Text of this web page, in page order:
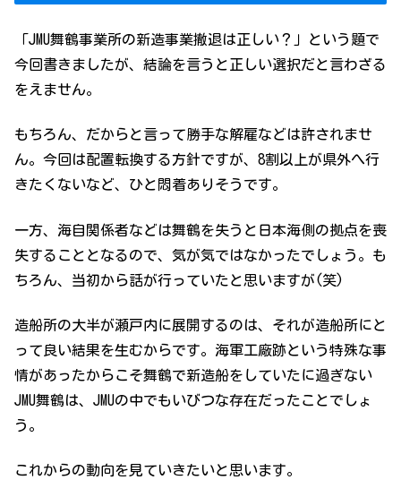
「JMU舞鶴事業所の新造事業撤退は正しい？」という題で
今回書きましたが、結論を言うと正しい選択だと言わざる
をえません。
もちろん、だからと言って勝手な解雇などは許されませ
ん。今回は配置転換する方針ですが、8割以上が県外へ行
きたくないなど、ひと悶着ありそうです。
一方、海自関係者などは舞鶴を失うと日本海側の拠点を喪
失することとなるので、気が気ではなかったでしょう。も
ちろん、当初から話が行っていたと思いますが(笑)
造船所の大半が瀬戸内に展開するのは、それが造船所にと
って良い結果を生むからです。海軍工廠跡という特殊な事
情があったからこそ舞鶴で新造船をしていたに過ぎない
JMU舞鶴は、JMUの中でもいびつな存在だったことでしょ
う。
これからの動向を見ていきたいと思います。